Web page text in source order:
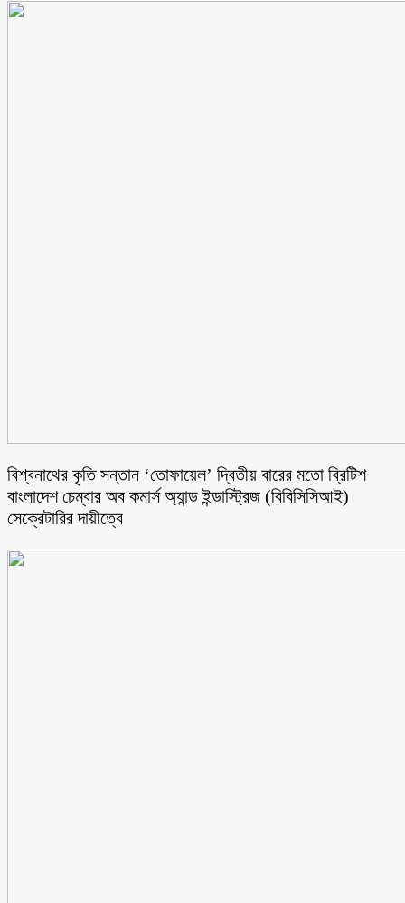
বিশ্বনাথের কৃতি সন্তান ‘তোফায়েল’ দ্বিতীয় বারের মতো ব্রিটিশ
বাংলাদেশ চেম্বার অব কমার্স অ্যান্ড ইন্ডাস্ট্রিজ (বিবিসিসিআই)
সেক্রেটারির দায়ীত্বে